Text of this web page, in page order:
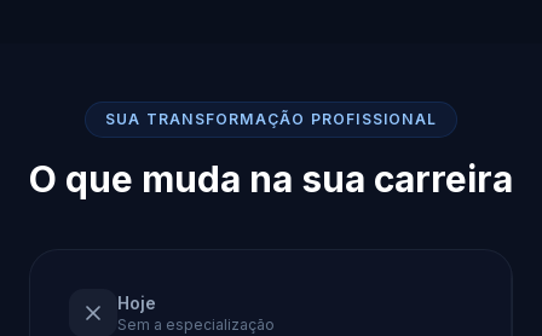
SUA TRANSFORMAÇÃO PROFISSIONAL
O que muda na sua carreira
Hoje
Sem a especialização